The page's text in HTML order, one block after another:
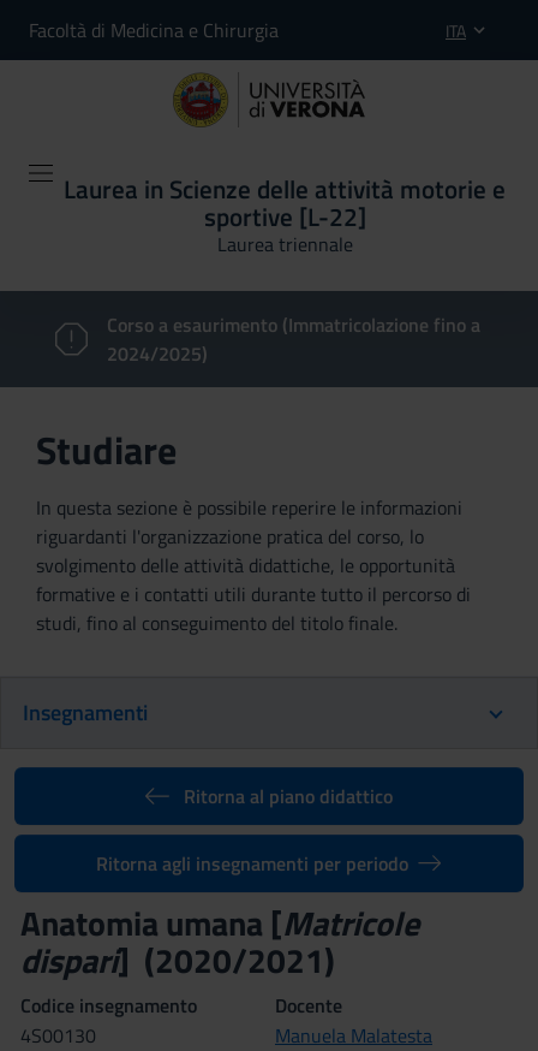
Facoltà di Medicina e Chirurgia ITA
Laurea in Scienze delle attività motorie e
sportive [L-22]
Laurea triennale
Corso a esaurimento (Immatricolazione fino a
2024/2025)
Studiare
In questa sezione è possibile reperire le informazioni
riguardanti l'organizzazione pratica del corso, lo
svolgimento delle attività didattiche, le opportunità
formative e i contatti utili durante tutto il percorso di
studi, fino al conseguimento del titolo finale.
Insegnamenti
Ritorna al piano didattico
Ritorna agli insegnamenti per periodo
Anatomia umana [Matricole
dispari] (2020/2021)
Codice insegnamento
4S00130
Docente
Manuela Malatesta